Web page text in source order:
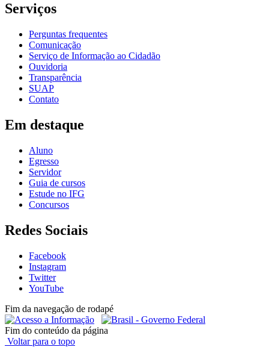
Serviços
Perguntas frequentes
Comunicação
Serviço de Informação ao Cidadão
Ouvidoria
Transparência
SUAP
Contato
Em destaque
Aluno
Egresso
Servidor
Guia de cursos
Estude no IFG
Concursos
Redes Sociais
Facebook
Instagram
Twitter
YouTube
Fim da navegação de rodapé
Fim do conteúdo da página
Voltar para o topo